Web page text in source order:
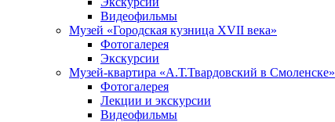
Видеофильмы
Музей «Городская кузница XVII века»
Фотогалерея
Экскурсии
Музей-квартира «А.Т.Твардовский в Смоленске»
Фотогалерея
Лекции и экскурсии
Видеофильмы